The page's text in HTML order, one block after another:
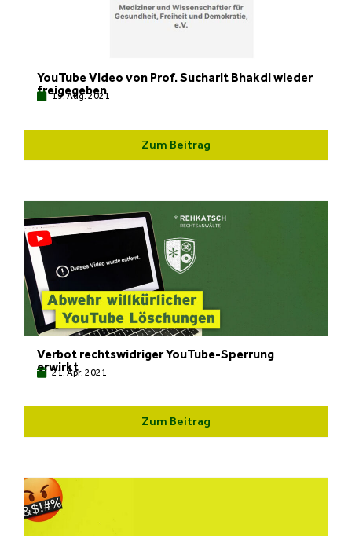
YouTube Video von Prof. Sucharit Bhakdi wieder
freigegeben
19. Aug. 2021
Zum Beitrag
Verbot rechtswidriger YouTube-Sperrung
erwirkt
21. Apr. 2021
Zum Beitrag